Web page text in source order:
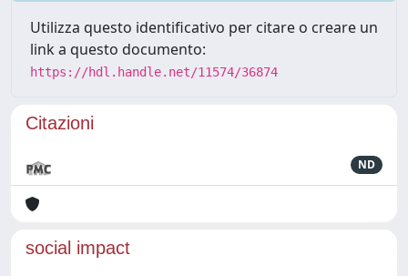
Utilizza questo identificativo per citare o creare un
link a questo documento:
https://hdl.handle.net/11574/36874
Citazioni
ND
social impact